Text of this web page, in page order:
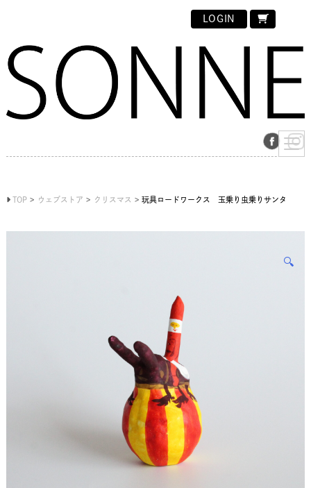
LOGIN
TOP ウェブストア クリスマス 玩具ロードワークス 玉乗り虫乗りサンタ
🔍